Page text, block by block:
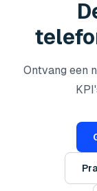
Ontvang een